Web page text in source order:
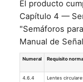
El producto
Capítulo 4 —
"Semáforos
Manual de
Numeral Requisito
4.6.4
Lentes